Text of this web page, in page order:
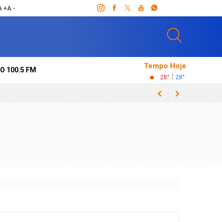
+A -
100.5 FM Tempo Hoje
28° 28°